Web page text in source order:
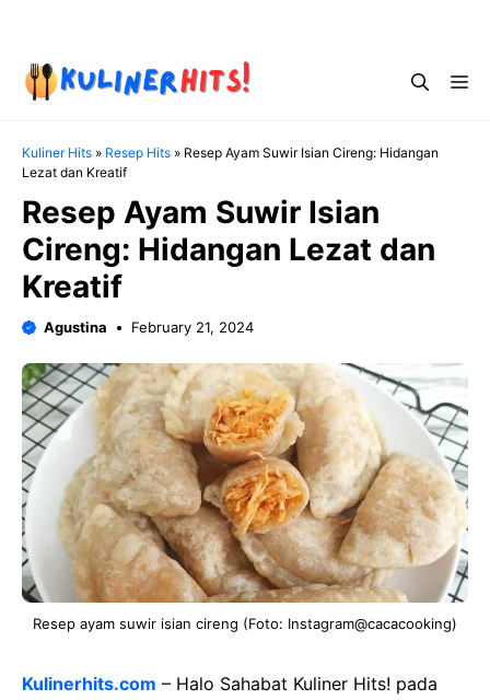
content
Kuliner Hits » Resep Hits » Resep Ayam Suwir Isian Cireng: Hidangan
Lezat dan Kreatif
Resep Ayam Suwir Isian
Cireng: Hidangan Lezat dan
Kreatif
Agustina February 21, 2024
Resep ayam suwir isian cireng (Foto: Instagram@cacacooking)
Kulinerhits.com – Halo Sahabat Kuliner Hits! pada